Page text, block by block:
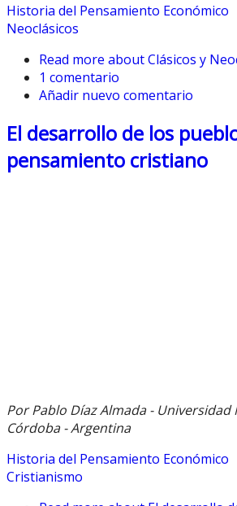
Historia del Pensamiento Económico
Neoclásicos
Read more about Clásicos y
1 comentario
Añadir nuevo comentario
El desarrollo de los
pensamiento cristiano
Por Pablo Díaz Almada - Universidad
Córdoba - Argentina
Historia del Pensamiento Económico
Cristianismo